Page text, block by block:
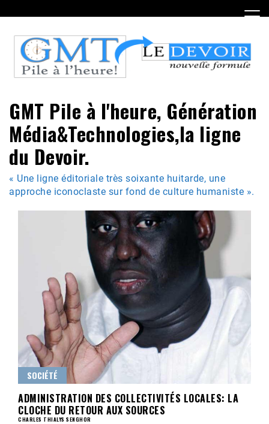
to
content
GMT Pile à l'heure, Génération
Média&Technologies,la ligne
du Devoir.
« Une ligne éditoriale très soixante huitarde, une
approche iconoclaste sur fond de culture humaniste ».
SOCIÉTÉ
ADMINISTRATION DES COLLECTIVITÉS LOCALES: LA
CLOCHE DU RETOUR AUX SOURCES
CHARLES THIALYS SENGHOR